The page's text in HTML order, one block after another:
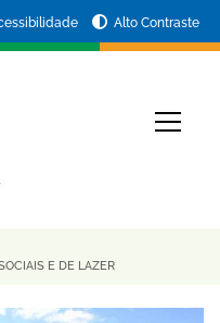
Alto Contraste
E DE LAZER